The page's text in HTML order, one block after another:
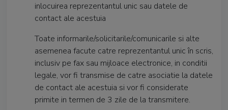
inlocuirea reprezentantul unic sau datele de
contact ale acestuia
Toate informarile/solicitarile/comunicarile si alte
asemenea facute catre reprezentantul unic în scris,
inclusiv pe fax sau mijloace electronice, in conditii
legale, vor fi transmise de catre asociatie la datele
de contact ale acestuia si vor fi considerate
primite in termen de 3 zile de la transmitere.